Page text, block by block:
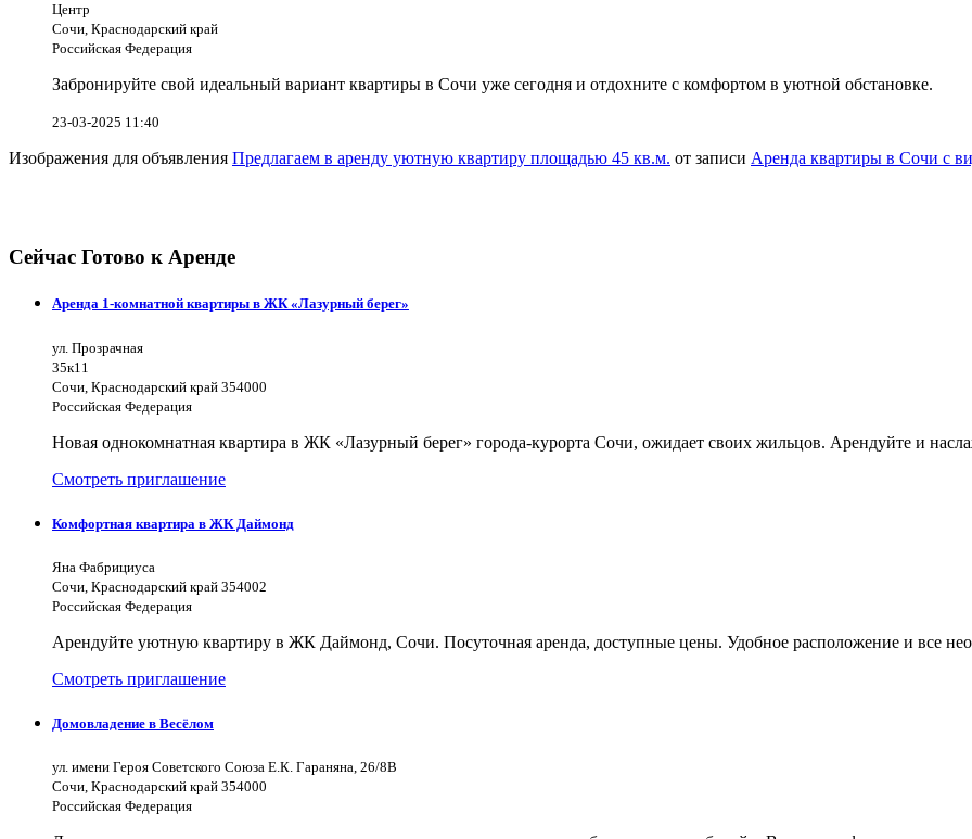
Центр
Сочи, Краснодарский край
Российская Федерация
Забронируйте свой идеальный вариант квартиры в Сочи уже сегодня и отдохните с комфортом в уютной обстановке.
23-03-2025 11:40
Изображения для объявления Предлагаем в аренду уютную квартиру площадью 45 кв.м. от записи Аренда квартиры в Сочи с
Сейчас Готово к Аренде
Аренда 1-комнатной квартиры в ЖК «Лазурный берег»
ул. Прозрачная
35к11
Сочи, Краснодарский край 354000
Российская Федерация
Новая однокомнатная квартира в ЖК «Лазурный берег» города-курорта Сочи, ожидает своих жильцов. Арендуйте и
Смотреть приглашение
Комфортная квартира в ЖК Даймонд
Яна Фабрициуса
Сочи, Краснодарский край 354002
Российская Федерация
Арендуйте уютную квартиру в ЖК Даймонд, Сочи. Посуточная аренда, доступные цены. Удобное расположение и все
Смотреть приглашение
Домовладение в Весёлом
ул. имени Героя Советского Союза Е.К. Гараняна, 26/8В
Сочи, Краснодарский край 354000
Российская Федерация